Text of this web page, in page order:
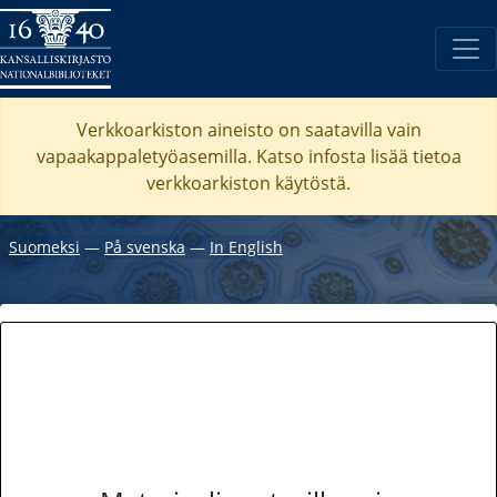
Verkkoarkiston aineisto on saatavilla vain
vapaakappaletyöasemilla. Katso infosta lisää tietoa
verkkoarkiston käytöstä.
Suomeksi ― På svenska― In English